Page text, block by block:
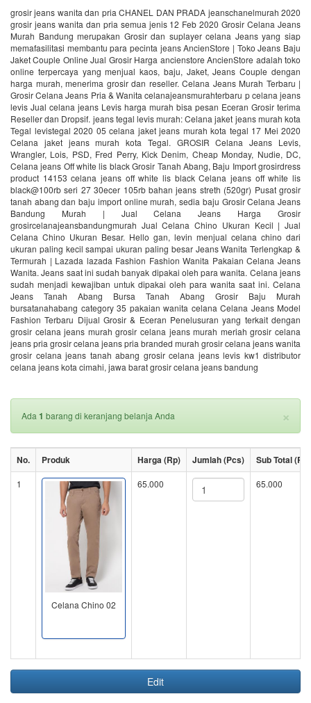
grosir jeans wanita dan pria CHANEL DAN PRADA jeanschanelmurah 2020
grosir jeans wanita dan pria semua jenis 12 Feb 2020 Grosir Celana Jeans
Murah Bandung merupakan Grosir dan suplayer celana Jeans yang siap
memafasilitasi membantu para pecinta jeans AncienStore | Toko Jeans Baju
Jaket Couple Online Jual Grosir Harga ancienstore AncienStore adalah toko
online terpercaya yang menjual kaos, baju, Jaket, Jeans Couple dengan
harga murah, menerima grosir dan reseller. Celana Jeans Murah Terbaru |
Grosir Celana Jeans Pria & Wanita celanajeansmurahterbaru p celana jeans
levis Jual celana jeans Levis harga murah bisa pesan Eceran Grosir terima
Reseller dan Dropsif. jeans tegal levis murah: Celana jaket jeans murah kota
Tegal levistegal 2020 05 celana jaket jeans murah kota tegal 17 Mei 2020
Celana jaket jeans murah kota Tegal. GROSIR Celana Jeans Levis,
Wrangler, Lois, PSD, Fred Perry, Kick Denim, Cheap Monday, Nudie, DC,
Celana jeans Off white lis black Grosir Tanah Abang, Baju Import grosirdress
product 14153 celana jeans off white lis black Celana jeans off white lis
black@100rb seri 27 30ecer 105rb bahan jeans streth (520gr) Pusat grosir
tanah abang dan baju import online murah, sedia baju Grosir Celana Jeans
Bandung Murah | Jual Celana Jeans Harga Grosir
grosircelanajeansbandungmurah Jual Celana Chino Ukuran Kecil | Jual
Celana Chino Ukuran Besar. Hello gan, levin menjual celana chino dari
ukuran paling kecil sampai ukuran paling besar Jeans Wanita Terlengkap &
Termurah | Lazada lazada Fashion Fashion Wanita Pakaian Celana Jeans
Wanita. Jeans saat ini sudah banyak dipakai oleh para wanita. Celana jeans
sudah menjadi kewajiban untuk dipakai oleh para wanita saat ini. Celana
Jeans Tanah Abang Bursa Tanah Abang Grosir Baju Murah
bursatanahabang category 35 pakaian wanita celana Celana Jeans Model
Fashion Terbaru Dijual Grosir & Eceran Penelusuran yang terkait dengan
grosir celana jeans murah grosir celana jeans murah meriah grosir celana
jeans pria grosir celana jeans pria branded murah grosir celana jeans wanita
grosir celana jeans tanah abang grosir celana jeans levis kw1 distributor
celana jeans kota cimahi, jawa barat grosir celana jeans bandung
×
Ada 1 barang di keranjang belanja Anda
No. Produk Harga (Rp) Jumlah (Pcs) Sub Total (Rp)
1
Celana Chino 02
65.000 65.000
Edit